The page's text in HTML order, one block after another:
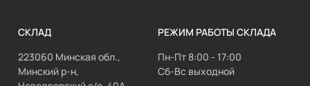
СКЛАД
223060 Минская обл.,
Минский р-н,
РЕЖИМ РАБОТЫ СКЛАДА
Пн-Пт 8:00 - 17:00
Сб-Вс выходной